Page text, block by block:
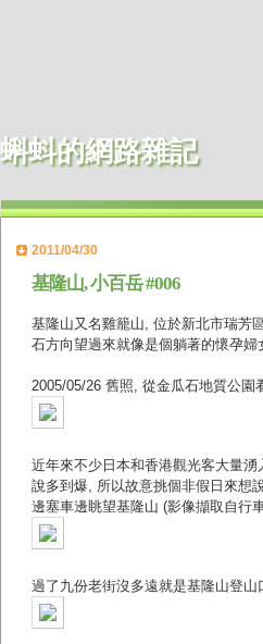
蝌蚪的網路雜記
2011/04/30
基隆山, 小百岳 #006
基隆山又名雞籠山, 位於新北市瑞芳
石方向望過來就像是個躺著的懷孕
2005/05/26 舊照, 從金瓜石地質公園
近年來不少日本和香港觀光客大量
說多到爆, 所以故意挑個非假日來想
邊塞車邊眺望基隆山 (影像擷取自行
過了九份老街沒多遠就是基隆山登山